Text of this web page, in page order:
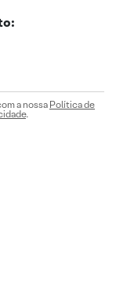
a nossa Política de
.